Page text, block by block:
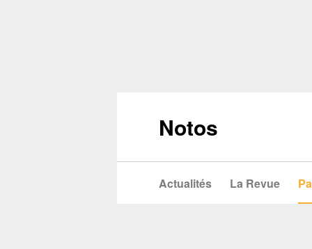
Notos
Actualités La Revue